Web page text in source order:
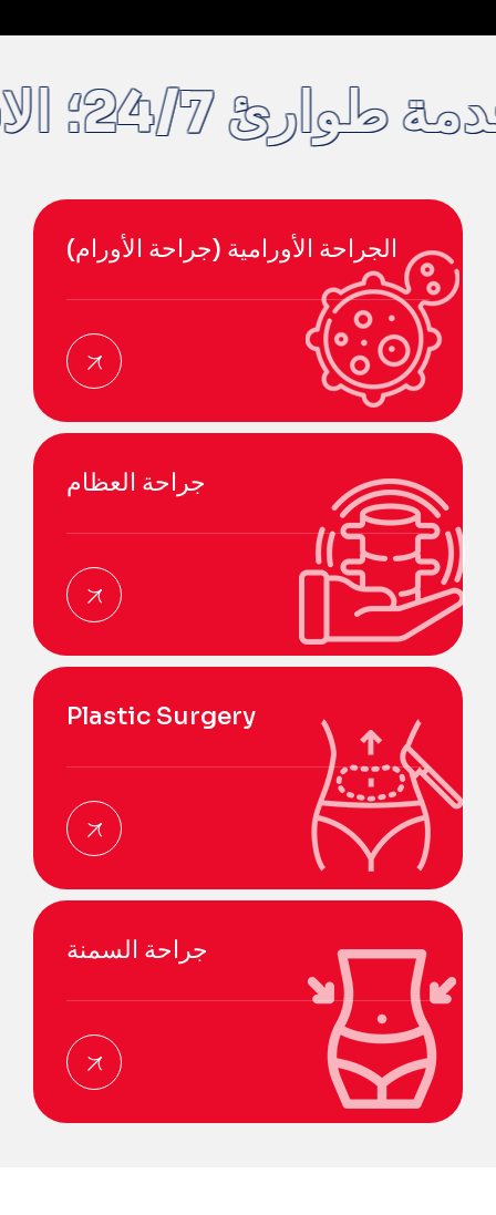
خدمة طوارئ 24/7؛ الاستشارات
الجراحة الأورامية (جراحة الأورام)
جراحة العظام
Plastic Surgery
جراحة السمنة